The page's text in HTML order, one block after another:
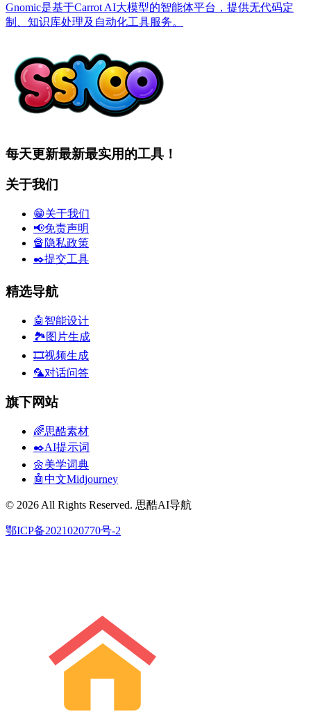
Gnomic是基于Carrot AI大模型的智能体平台，提供无代码定
制、知识库处理及自动化工具服务。
每天更新最新最实用的工具！
关于我们
😁关于我们
📢免责声明
🔏隐私政策
✒️提交工具
精选导航
🤖智能设计
🏞️图片生成
🎞️视频生成
🦜对话问答
旗下网站
🌈思酷素材
✒️AI提示词
🌼美学词典
🤖中文Midjourney
© 2026 All Rights Reserved. 思酷AI导航
鄂ICP备2021020770号-2